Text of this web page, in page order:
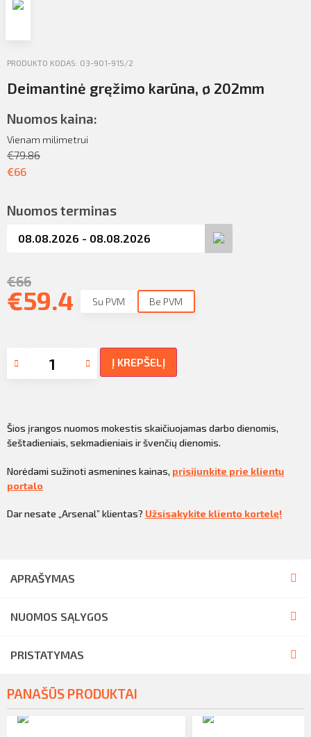
Kontaktai
PRODUKTO KODAS: 03-901-915/2
Deimantinė gręžimo karūna, ø 202mm
Nuomos kaina:
Vienam milimetrui
€79.86
€66
Nuomos terminas
€66
€59.4 Su PVM Be PVM
Į KREPŠELĮ
Šios įrangos nuomos mokestis skaičiuojamas darbo dienomis,
šeštadieniais, sekmadieniais ir švenčių dienomis.
Norėdami sužinoti asmenines kainas, prisijunkite prie klientų
portalo
Dar nesate „Arsenal” klientas? Užsisakykite kliento kortelę!
APRAŠYMAS
NUOMOS SĄLYGOS
PRISTATYMAS
PANAŠŪS PRODUKTAI